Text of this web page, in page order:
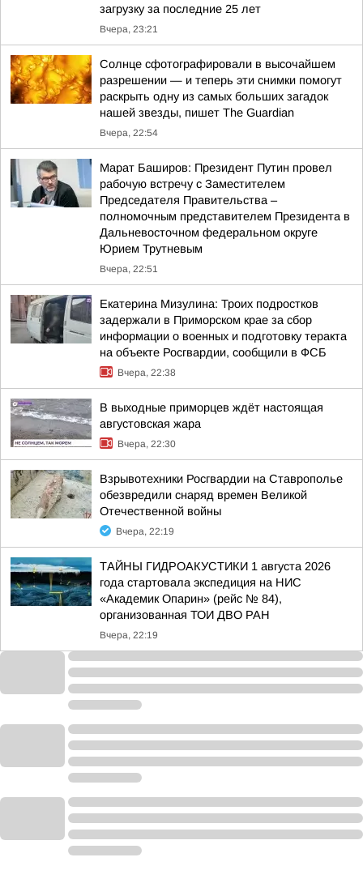
загрузку за последние 25 лет
Вчера, 23:21
Солнце сфотографировали в высочайшем
разрешении — и теперь эти снимки помогут
раскрыть одну из самых больших загадок
нашей звезды, пишет The Guardian
Вчера, 22:54
Марат Баширов: Президент Путин провел
рабочую встречу с Заместителем
Председателя Правительства –
полномочным представителем Президента в
Дальневосточном федеральном округе
Юрием Трутневым
Вчера, 22:51
Екатерина Мизулина: Троих подростков
задержали в Приморском крае за сбор
информации о военных и подготовку теракта
на объекте Росгвардии, сообщили в ФСБ
Вчера, 22:38
В выходные приморцев ждёт настоящая
августовская жара
Вчера, 22:30
Взрывотехники Росгвардии на Ставрополье
обезвредили снаряд времен Великой
Отечественной войны
Вчера, 22:19
ТАЙНЫ ГИДРОАКУСТИКИ 1 августа 2026
года стартовала экспедиция на НИС
«Академик Опарин» (рейс № 84),
организованная ТОИ ДВО РАН
Вчера, 22:19